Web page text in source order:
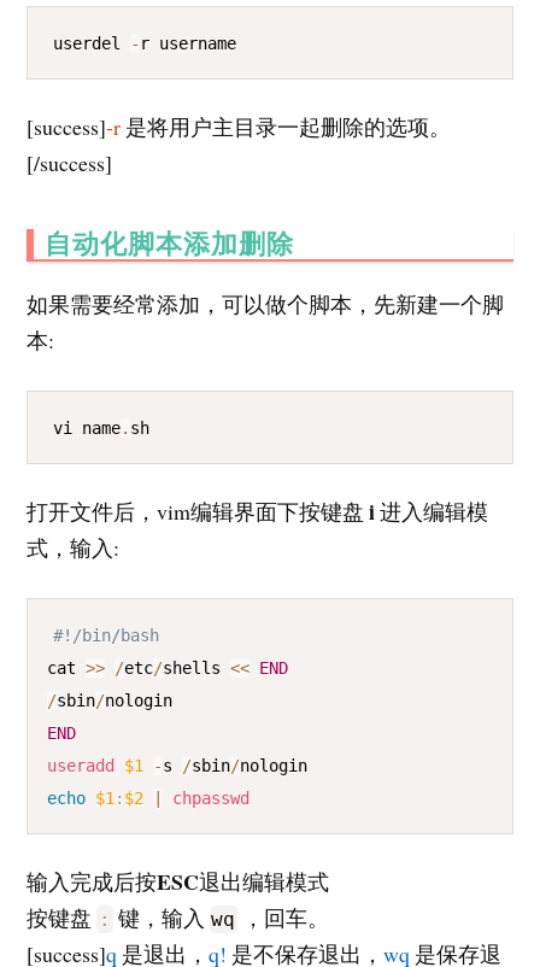
userdel - r username
[success]-r 是将用户主目录一起删除的选项。
[/success]
自动化脚本添加删除
如果需要经常添加，可以做个脚本，先新建一个脚
本:
vi name. sh
打开文件后，vim编辑界面下按键盘i进入编辑模
式，输入:
#!/bin/bash
cat >> /etc/shells << END
/sbin/
END
useradd
$1 -s /sbin/
echo $1 : $2 chpasswd
输入完成后按ESC退出编辑模式
按键盘 : 键，输入 wq
，回车。
[success]q 是退出，q! 是不保存退出，wq 是保存退